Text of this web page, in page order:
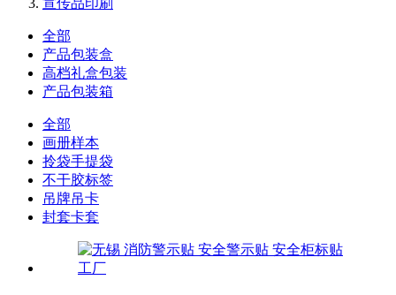
宣传品印刷
全部
产品包装盒
高档礼盒包装
产品包装箱
全部
画册样本
拎袋手提袋
不干胶标签
吊牌吊卡
封套卡套